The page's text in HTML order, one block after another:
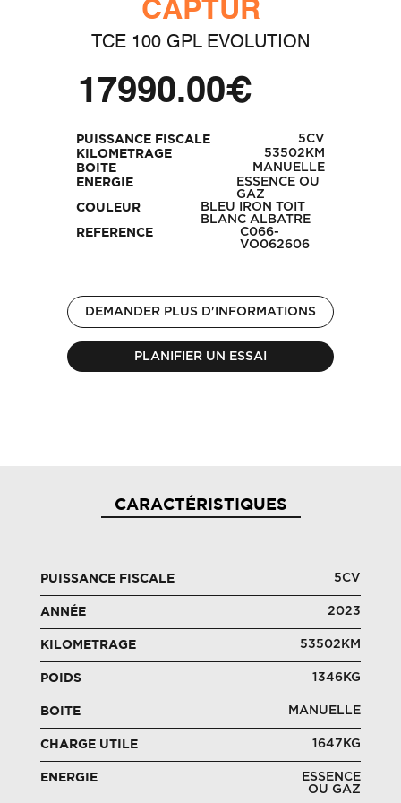
CAPTUR
TCE 100 GPL EVOLUTION
17990.00€
PUISSANCE FISCALE 5CV
KILOMETRAGE 53502KM
BOITE MANUELLE
ENERGIE
ESSENCE OU
GAZ
COULEUR
BLEU IRON TOIT
BLANC ALBATRE
REFERENCE
C066-
VO062606
DEMANDER PLUS D'INFORMATIONS
PLANIFIER UN ESSAI
CARACTÉRISTIQUES
PUISSANCE FISCALE 5CV
ANNÉE 2023
KILOMETRAGE 53502KM
POIDS 1346KG
BOITE MANUELLE
CHARGE UTILE 1647KG
ENERGIE
ESSENCE
OU GAZ